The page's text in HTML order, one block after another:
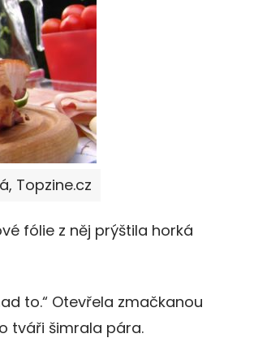
Topzine.cz
fólie z něj prýštila horká
to.“ Otevřela zmačkanou
tváři šimrala pára.